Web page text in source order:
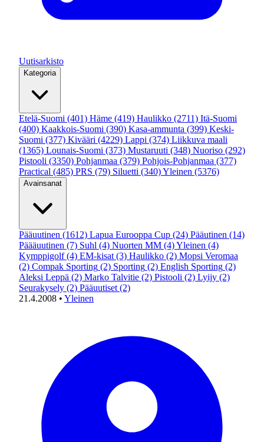
Uutisarkisto
Kategoria
Etelä-Suomi (401) Häme (419) Haulikko (2711) Itä-Suomi
(400) Kaakkois-Suomi (390) Kasa-ammunta (399) Keski-
Suomi (377) Kivääri (4229) Lappi (374) Liikkuva maali
(1365) Lounais-Suomi (373) Mustaruuti (348) Nuoriso (292)
Pistooli (3350) Pohjanmaa (379) Pohjois-Pohjanmaa (377)
Practical (485) PRS (79) Siluetti (340)Yleinen (5376)
Avainsanat
Pääuutinen (1612) Lapua Eurooppa Cup (24) Pääutinen (14)
Päääuutinen (7) Suhl (4) Nuorten MM (4)Yleinen (4)
Kymppigolf (4) EM-kisat (3) Haulikko (2) Mopsi Veromaa
(2) Compak Sporting (2) Sporting (2) English Sporting (2)
Aleksi Leppä (2) Marko Talvitie (2) Pistooli (2) Lyijy (2)
Seurakysely (2) Pääuutiset (2)
21.4.2008 • Yleinen